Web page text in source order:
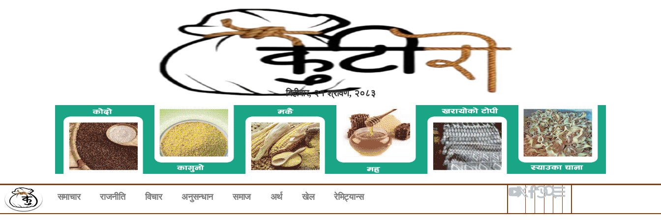
बिहीबार, २१ श्रावण, २०८३
समाचार राजनीति विचार अनुसन्धान समाज अर्थ खेल रेमिट्यान्स